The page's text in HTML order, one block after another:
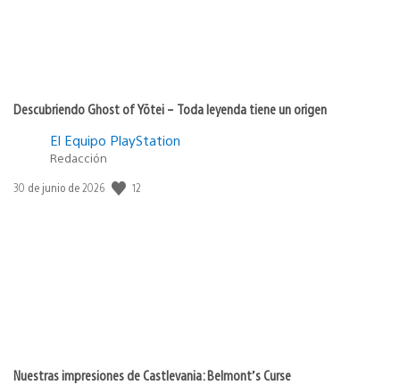
Descubriendo Ghost of Yōtei – Toda leyenda tiene un origen
El Equipo PlayStation
Redacción
Fecha
30 de junio de 2026 12
Nuestras impresiones de Castlevania: Belmont’s Curse